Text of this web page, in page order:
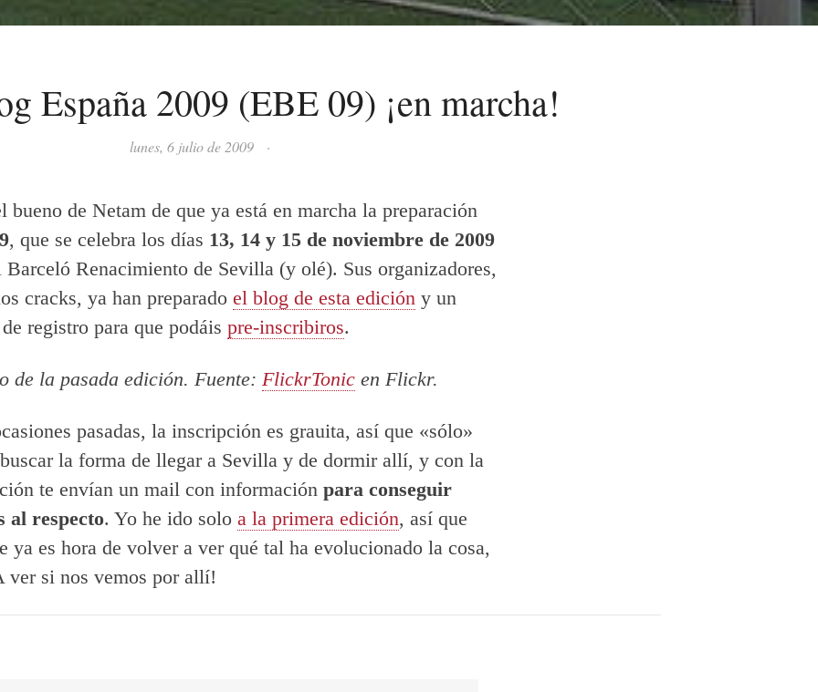
España 2009 (EBE 09) ¡en marcha!
lunes, 6 julio de 2009 ·
bueno de Netam de que ya está en marcha la preparación
, que se celebra los días 13, 14 y 15 de noviembre de 2009
Barceló Renacimiento de Sevilla (y olé). Sus organizadores,
cracks, ya han preparado el blog de esta edición y un
registro para que podáis pre-inscribiros.
de la pasada edición. Fuente: FlickrTonicen Flickr.
pasadas, la inscripción es grauita, así que «sólo»
la forma de llegar a Sevilla y de dormir allí, y con la
te envían un mail con información para conseguir
al respecto. Yo he ido solo a la primera edición, así que
ya es hora de volver a ver qué tal ha evolucionado la cosa,
ver si nos vemos por allí!